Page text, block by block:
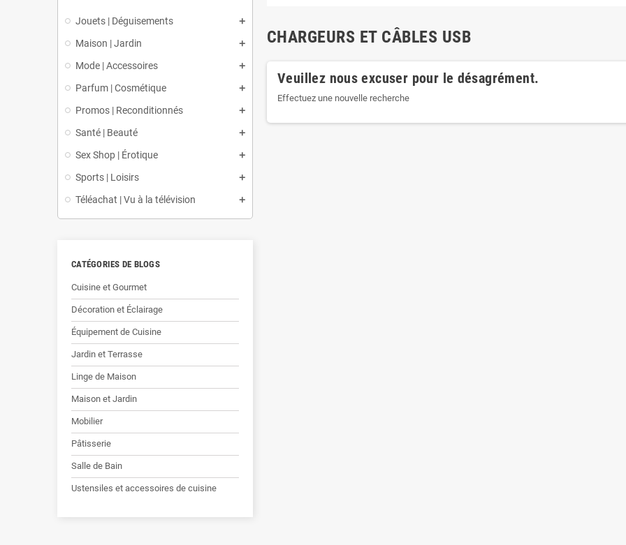
Jouets | Déguisements
Maison | Jardin
Mode | Accessoires
Parfum | Cosmétique
Promos | Reconditionnés
Santé | Beauté
Sex Shop | Érotique
Sports | Loisirs
Téléachat | Vu à la télévision
CATÉGORIES DE BLOGS
Cuisine et Gourmet
Décoration et Éclairage
Équipement de Cuisine
Jardin et Terrasse
Linge de Maison
Maison et Jardin
Mobilier
Pâtisserie
Salle de Bain
Ustensiles et accessoires de cuisine
CHARGEURS ET CÂBLES USB
Veuillez nous excuser pour le désagrément.
Effectuez une nouvelle recherche